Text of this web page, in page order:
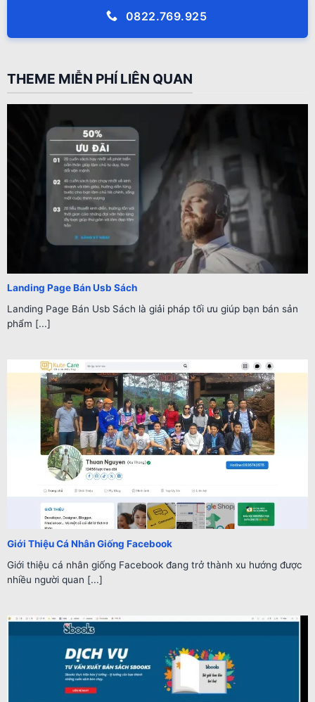
0822.769.925
THEME MIỄN PHÍ LIÊN QUAN
Landing Page Bán Usb Sách
Landing Page Bán Usb Sách là giải pháp tối ưu giúp bạn bán sản
phẩm [...]
Giới Thiệu Cá Nhân Giống Facebook
Giới thiệu cá nhân giống Facebook đang trở thành xu hướng được
nhiều người quan [...]